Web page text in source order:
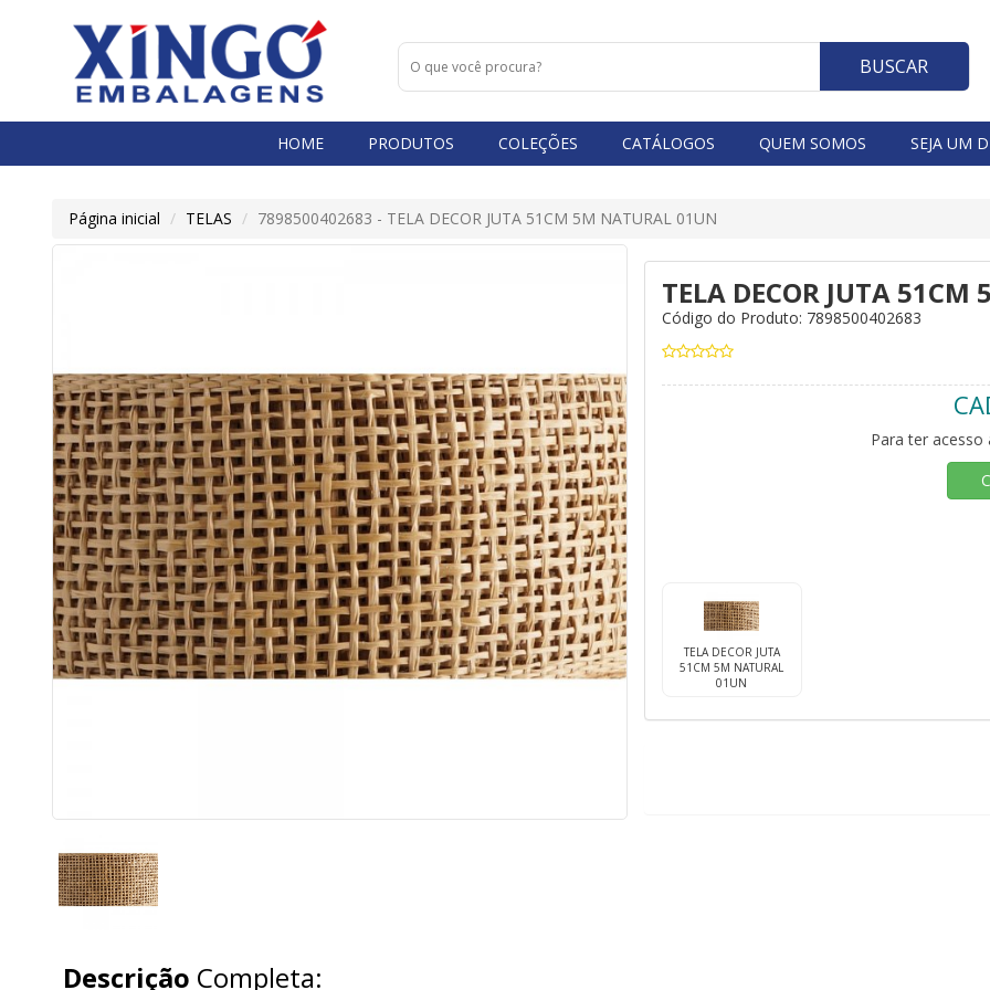
BUSCAR
HOME PRODUTOS COLEÇÕES CATÁLOGOS QUEM SOMOS SEJA UM
Página inicial TELAS 7898500402683 - TELA DECOR JUTA 51CM 5M NATURAL 01UN
TELA DECOR JUTA
Código do Produto: 7898500402683
Para ter
TELA DECOR JUTA
51CM 5M NATURAL
01UN
Descrição Completa: